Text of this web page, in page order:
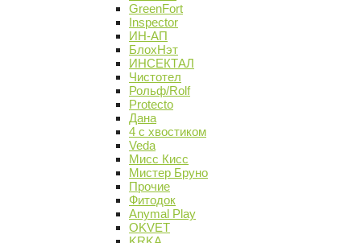
GreenFort
Inspector
ИН-АП
БлохНэт
ИНСЕКТАЛ
Чистотел
Рольф/Rolf
Protecto
Дана
4 с хвостиком
Veda
Мисс Кисс
Мистер Бруно
Прочие
Фитодок
Anymal Play
OKVET